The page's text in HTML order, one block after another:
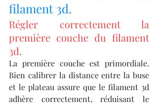
filament 3d.
Régler correctement la
première couche du filament
3d.
La première couche est primordiale.
Bien calibrer la distance entre la buse
et le plateau assure que le filament 3d
adhère correctement, réduisant le